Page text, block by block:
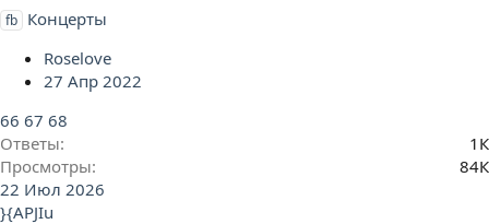
fb Концерты
Roselove
27 Апр 2022
66 67 68
Ответы
1К
Просмотры
84К
22 Июл 2026
}{APJIu